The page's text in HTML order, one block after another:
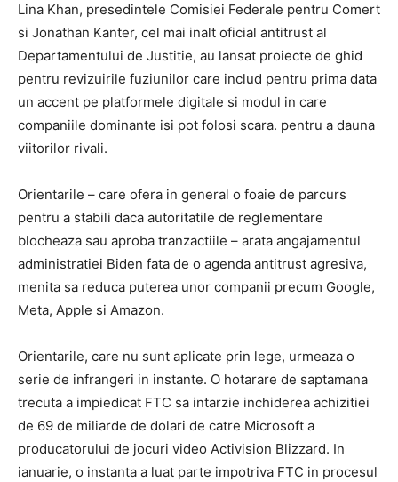
Lina Khan, presedintele Comisiei Federale pentru Comert
si Jonathan Kanter, cel mai inalt oficial antitrust al
Departamentului de Justitie, au lansat proiecte de ghid
pentru revizuirile fuziunilor care includ pentru prima data
un accent pe platformele digitale si modul in care
companiile dominante isi pot folosi scara. pentru a dauna
viitorilor rivali.
Orientarile – care ofera in general o foaie de parcurs
pentru a stabili daca autoritatile de reglementare
blocheaza sau aproba tranzactiile – arata angajamentul
administratiei Biden fata de o agenda antitrust agresiva,
menita sa reduca puterea unor companii precum Google,
Meta, Apple si Amazon.
Orientarile, care nu sunt aplicate prin lege, urmeaza o
serie de infrangeri in instante. O hotarare de saptamana
trecuta a impiedicat FTC sa intarzie inchiderea achizitiei
de 69 de miliarde de dolari de catre Microsoft a
producatorului de jocuri video Activision Blizzard. In
ianuarie, o instanta a luat parte impotriva FTC in procesul